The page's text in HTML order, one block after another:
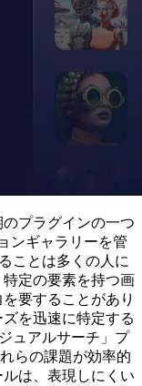
プラグインの一つ
ンギャラリーを管
ことは多くの人に
定の要素を持つ画
要することがあり
を迅速に特定する
ュアルサーチ」プ
らの課題が効率的
は、表現しにくい